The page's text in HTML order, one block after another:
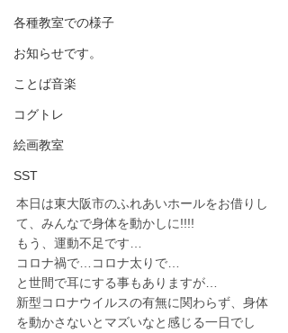
各種教室での様子
お知らせです。
ことば音楽
コグトレ
絵画教室
SST
本日は東大阪市のふれあいホールをお借りし
て、みんなで身体を動かしに!!!!
もう、運動不足です…
コロナ禍で…コロナ太りで…
と世間で耳にする事もありますが…
新型コロナウイルスの有無に関わらず、身体
を動かさないとマズいなと感じる一日でし